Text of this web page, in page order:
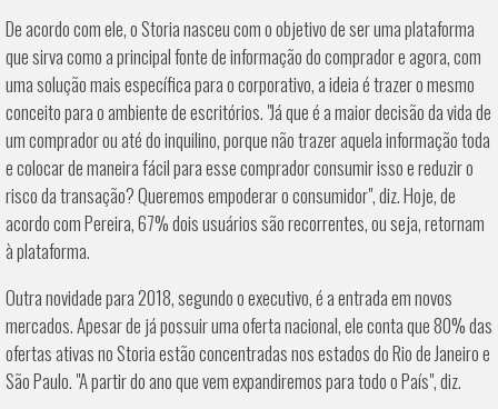
De acordo com ele, o Storia nasceu com o objetivo de ser uma plataforma
que sirva como a principal fonte de informação do comprador e agora, com
uma solução mais específica para o corporativo, a ideia é trazer o mesmo
conceito para o ambiente de escritórios. "Já que é a maior decisão da vida de
um comprador ou até do inquilino, porque não trazer aquela informação toda
e colocar de maneira fácil para esse comprador consumir isso e reduzir o
risco da transação? Queremos empoderar o consumidor", diz. Hoje, de
acordo com Pereira, 67% dois usuários são recorrentes, ou seja, retornam
à plataforma.
Outra novidade para 2018, segundo o executivo, é a entrada em novos
mercados. Apesar de já possuir uma oferta nacional, ele conta que 80% das
ofertas ativas no Storia estão concentradas nos estados do Rio de Janeiro e
São Paulo. "A partir do ano que vem expandiremos para todo o País", diz.